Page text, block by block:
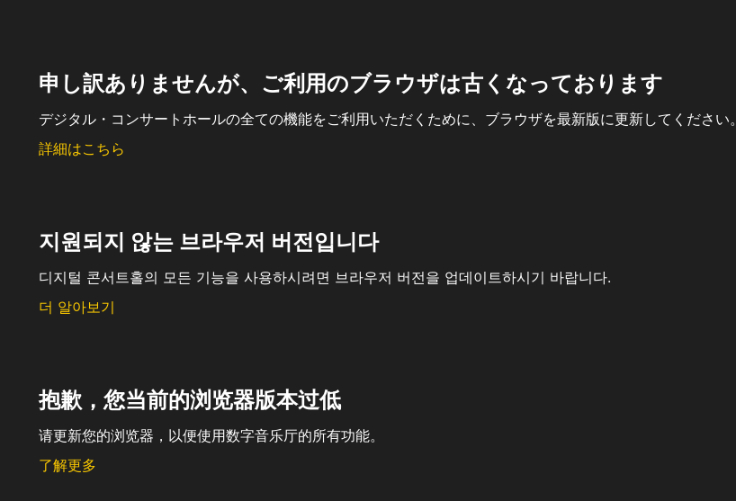
申し訳ありませんが、ご利用のブラウザは古くなっております
デジタル・コンサートホールの全ての機能をご利用いただくために、ブラウザを最新版に更新してください。
詳細はこちら
지원되지 않는 브라우저 버전입니다
디지털 콘서트홀의 모든 기능을 사용하시려면 브라우저 버전을 업데이트하시기 바랍니다.
더 알아보기
抱歉，您当前的浏览器版本过低
请更新您的浏览器，以便使用数字音乐厅的所有功能。
了解更多